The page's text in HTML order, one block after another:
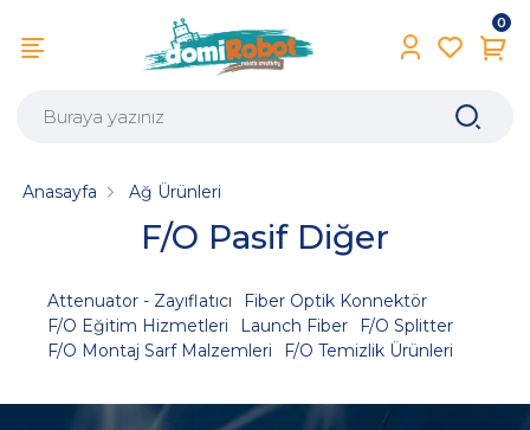
0
F/O Pasif Diğer
Anasayfa Ağ Ürünleri
Attenuator - Zayıflatıcı
Fiber Optik Konnektör
F/O Eğitim Hizmetleri
Launch Fiber
F/O Splitter
F/O Montaj Sarf Malzemleri
F/O Temizlik Ürünleri